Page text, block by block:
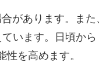
があります。また
います。日頃から
を高めます。